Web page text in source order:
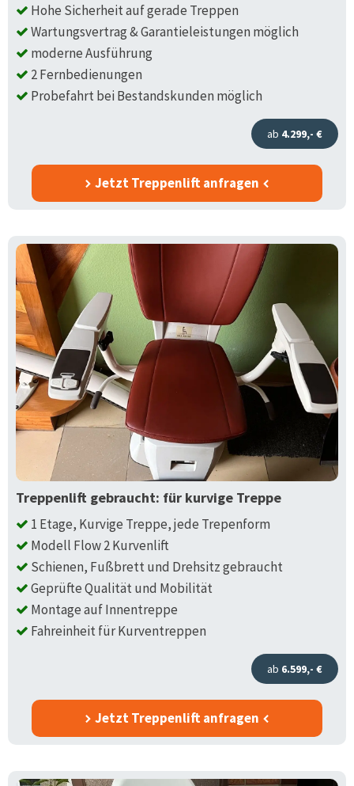
Hohe Sicherheit auf gerade Treppen
Wartungsvertrag & Garantieleistungen möglich
moderne Ausführung
2 Fernbedienungen
Probefahrt bei Bestandskunden möglich
ab 4.299,- €
Jetzt Treppenlift anfragen
Treppenlift gebraucht: für kurvige Treppe
1 Etage, Kurvige Treppe, jede Trepenform
Modell Flow 2 Kurvenlift
Schienen, Fußbrett und Drehsitz gebraucht
Geprüfte Qualität und Mobilität
Montage auf Innentreppe
Fahreinheit für Kurventreppen
ab 6.599,- €
Jetzt Treppenlift anfragen